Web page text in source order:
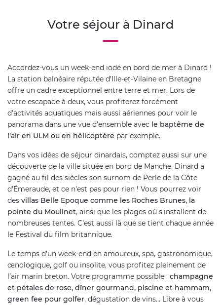
Votre séjour à Dinard
Accordez-vous un week-end iodé en bord de mer à Dinard !
La station balnéaire réputée d’Ille-et-Vilaine en Bretagne
offre un cadre exceptionnel entre terre et mer. Lors de
votre escapade à deux, vous profiterez forcément
d’activités aquatiques mais aussi aériennes pour voir le
panorama dans une vue d’ensemble avec le baptême de
l’air en ULM ou en hélicoptère par exemple.
Dans vos idées de séjour dinardais, comptez aussi sur une
découverte de la ville située en bord de Manche. Dinard a
gagné au fil des siècles son surnom de Perle de la Côte
d’Émeraude, et ce n’est pas pour rien ! Vous pourrez voir
des villas Belle Epoque comme les Roches Brunes, la
pointe du Moulinet, ainsi que les plages où s'installent de
nombreuses tentes. C’est aussi là que se tient chaque année
le Festival du film britannique.
Le temps d’un week-end en amoureux, spa, gastronomique,
œnologique, golf ou insolite, vous profitez pleinement de
l’air marin breton. Votre programme possible : champagne
et pétales de rose, dîner gourmand, piscine et hammam,
green fee pour golfer, dégustation de vins… Libre à vous